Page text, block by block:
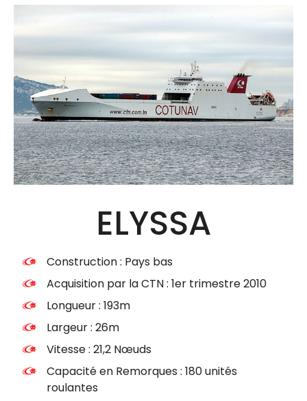
ELYSSA
Construction : Pays bas
Acquisition par la CTN : 1er trimestre 2010
Longueur : 193m
Largeur : 26m
Vitesse : 21,2 Nœuds
Capacité en Remorques : 180 unités
roulantes